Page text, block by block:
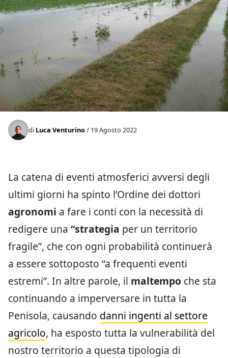
di Luca Venturino/ 19 Agosto 2022
La catena di eventi atmosferici avversi degli
ultimi giorni ha spinto l’Ordine dei dottori
agronomi a fare i conti con la necessità di
redigere una “strategia per un territorio
fragile”, che con ogni probabilità continuerà
a essere sottoposto “a frequenti eventi
estremi”. In altre parole, il maltempo che sta
continuando a imperversare in tutta la
Penisola, causando danni ingenti al settore
agricolo, ha esposto tutta la vulnerabilità del
nostro territorio a questa tipologia di